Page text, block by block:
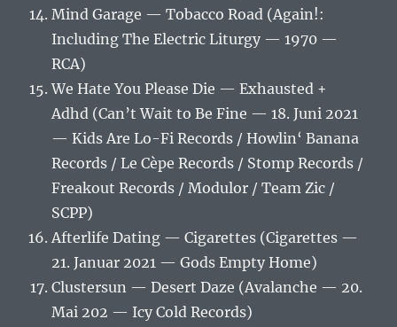
Mind Garage — Tobacco Road (Again!:
Including The Electric Liturgy — 1970 —
RCA)
We Hate You Please Die — Exhausted +
Adhd (Can’t Wait to Be Fine — 18. Juni 2021
— Kids Are Lo-Fi Records / Howlin‘ Banana
Records / Le Cèpe Records / Stomp Records /
Freakout Records / Modulor / Team Zic /
SCPP)
Afterlife Dating — Cigarettes (Cigarettes —
21. Januar 2021 — Gods Empty Home)
Clustersun — Desert Daze (Avalanche — 20.
Mai 202 — Icy Cold Records)